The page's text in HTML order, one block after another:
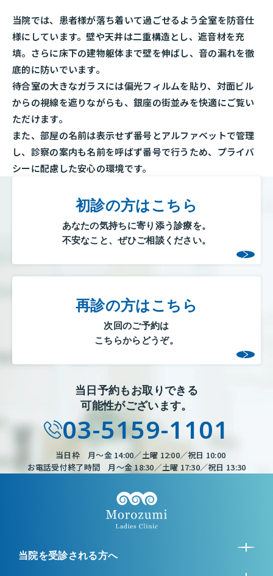
当院では、患者様が落ち着いて過ごせるよう全室を防音仕
様にしています。壁や天井は二重構造とし、遮音材を充
填。さらに床下の建物躯体まで壁を伸ばし、音の漏れを徹
底的に防いでいます。
待合室の大きなガラスには偏光フィルムを貼り、対面ビル
からの視線を遮りながらも、銀座の街並みを快適にご覧い
ただけます。
また、部屋の名前は表示せず番号とアルファベットで管理
し、診察の案内も名前を呼ばず番号で行うため、プライバ
シーに配慮した安心の環境です。
初診の方はこちら
あなたの気持ちに寄り添う診療を。
不安なこと、ぜひご相談ください。
再診の方はこちら
次回のご予約は
こちらからどうぞ。
当日予約もお取りできる
可能性がございます。
03-5159-1101
当日枠 月～金 14:00／土曜 12:00／祝日 10:00
お電話受付終了時間 月～金 18:30／土曜 17:30／祝日 13:30
当院を受診される方へ